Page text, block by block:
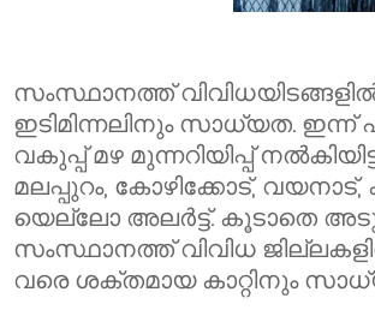
സംസ്ഥാനത്ത് വിവിധയിടങ്ങളിൽ
ഇടിമിന്നലിനും സാധ്യത. ഇന്ന്
വകുപ്പ് മഴ മുന്നറിയിപ്പ്
മലപ്പുറം, കോഴിക്കോട്,
യെല്ലോ അലർട്ട്. കൂടാതെ
സംസ്ഥാനത്ത് വിവിധ
വരെ ശക്തമായ കാറ്റിനും